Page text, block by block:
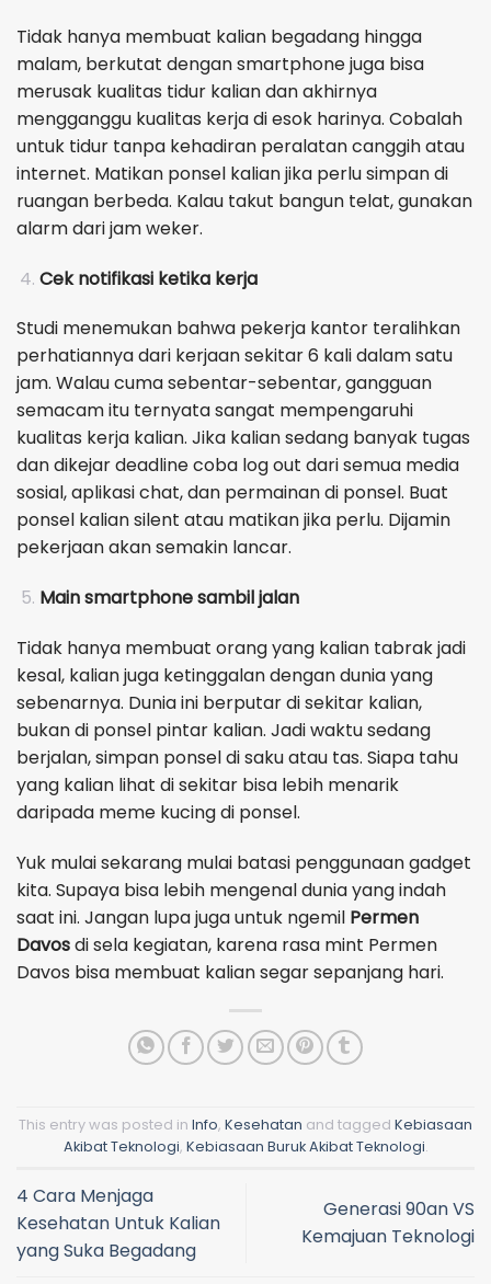
Tidak hanya membuat kalian begadang hingga
malam, berkutat dengan smartphone juga bisa
merusak kualitas tidur kalian dan akhirnya
mengganggu kualitas kerja di esok harinya. Cobalah
untuk tidur tanpa kehadiran peralatan canggih atau
internet. Matikan ponsel kalian jika perlu simpan di
ruangan berbeda. Kalau takut bangun telat, gunakan
alarm dari jam weker.
Cek notifikasi ketika kerja
Studi menemukan bahwa pekerja kantor teralihkan
perhatiannya dari kerjaan sekitar 6 kali dalam satu
jam. Walau cuma sebentar-sebentar, gangguan
semacam itu ternyata sangat mempengaruhi
kualitas kerja kalian. Jika kalian sedang banyak tugas
dan dikejar deadline coba log out dari semua media
sosial, aplikasi chat, dan permainan di ponsel. Buat
ponsel kalian silent atau matikan jika perlu. Dijamin
pekerjaan akan semakin lancar.
Main smartphone sambil jalan
Tidak hanya membuat orang yang kalian tabrak jadi
kesal, kalian juga ketinggalan dengan dunia yang
sebenarnya. Dunia ini berputar di sekitar kalian,
bukan di ponsel pintar kalian. Jadi waktu sedang
berjalan, simpan ponsel di saku atau tas. Siapa tahu
yang kalian lihat di sekitar bisa lebih menarik
daripada meme kucing di ponsel.
Yuk mulai sekarang mulai batasi penggunaan gadget
kita. Supaya bisa lebih mengenal dunia yang indah
saat ini. Jangan lupa juga untuk ngemil Permen
Davosdi sela kegiatan, karena rasa mint Permen
Davos bisa membuat kalian segar sepanjang hari.
This entry was posted in Info, Kesehatan and tagged Kebiasaan
Akibat Teknologi, Kebiasaan Buruk Akibat Teknologi.
4 Cara Menjaga
Kesehatan Untuk Kalian
yang Suka Begadang
Generasi 90an VS
Kemajuan Teknologi